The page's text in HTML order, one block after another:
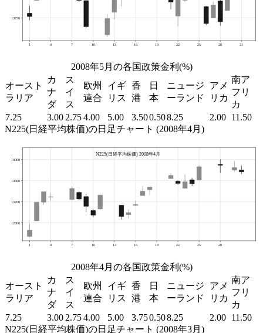
2008年5月の各国政策金利(%)
オースト
ラリア
カ
ナ
ダ
ス
イ
ス
欧州
連合
イギ
リス
香
港
日
本
ニュージ
ーランド
アメ
リカ
南ア
フリ
カ
7.25
3.00 2.754.00 5.00 3.500.508.25 2.00 11.50
N225(日経平均株価)の日足チャート (2008年4月)
2008年4月の各国政策金利(%)
オースト
ラリア
カ
ナ
ダ
ス
イ
ス
欧州
連合
イギ
リス
香
港
日
本
ニュージ
ーランド
アメ
リカ
南ア
フリ
カ
7.25
3.00 2.754.00 5.00 3.750.508.25 2.00 11.50
N225(日経平均株価)の日足チャート (2008年3月)